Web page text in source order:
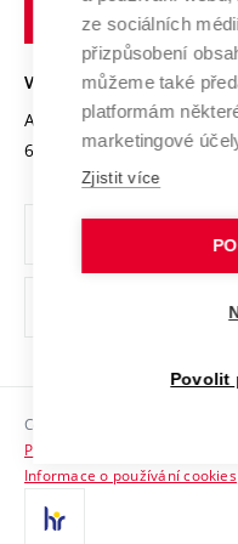
Open Science
Projekty
Projekty ze strukturálních
Specifický výzkum
Mezinárodní dohody
Univerzitní sítě
Podnikavá univerzita /
Bezpečná univerzita
Vyznamenání
Organizační struktura
Ochrana osobních údajů
odkaz)
Sociální bezpečí
HR Award
Kontakty
VYSOKÉ UČENÍ
Antonínská 548/1
602 00 Brno
Copyright © 2026 VUT
Prohlášení o přístupnosti
Informace o používání cookies
ze sociálních
přizpůsobení
můžeme také
platformám
marketingové
Zjistit více
Povolit